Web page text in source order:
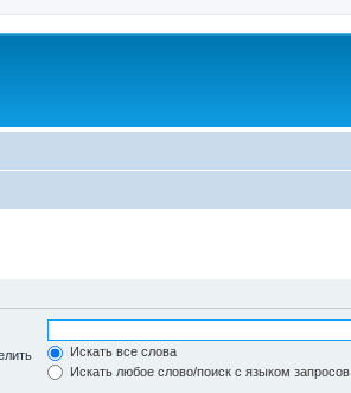
Искать все слова
Искать любое слово/поиск с языком запросов